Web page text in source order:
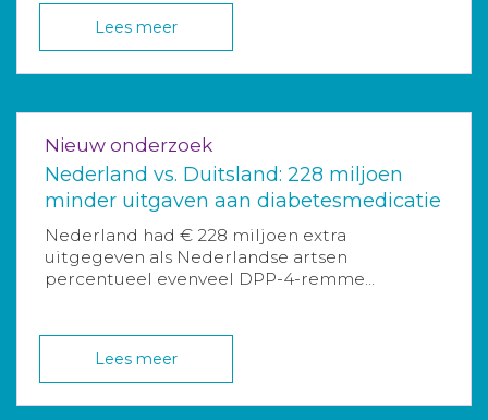
Lees meer
Nieuw onderzoek
Nederland vs. Duitsland: 228 miljoen
minder uitgaven aan diabetesmedicatie
Nederland had € 228 miljoen extra
uitgegeven als Nederlandse artsen
percentueel evenveel DPP-4-remme...
Lees meer